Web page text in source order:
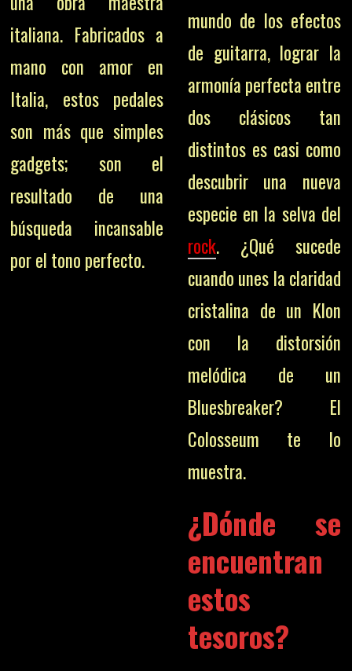
italiana. Fabricados a
mano con amor en
Italia, estos pedales
son más que simples
gadgets; son el
resultado de una
búsqueda incansable
por el tono perfecto.
mundo de los efectos
de guitarra, lograr la
armonía perfecta entre
dos clásicos tan
distintos es casi como
descubrir una nueva
especie en la selva del
rock. ¿Qué sucede
cuando unes la claridad
cristalina de un Klon
con la distorsión
melódica de un
Bluesbreaker? El
Colosseum te lo
muestra.
¿Dónde se
encuentran
estos
tesoros?